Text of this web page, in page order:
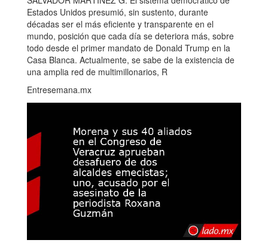
Estados Unidos presumió, sin sustento, durante
décadas ser el más eficiente y transparente en el
mundo, posición que cada día se deteriora más, sobre
todo desde el primer mandato de Donald Trump en la
Casa Blanca. Actualmente, se sabe de la existencia de
una amplia red de multimillonarios, R
Entresemana.mx